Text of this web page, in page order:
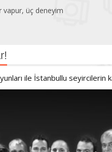
vapur, üç deneyim
ile İstanbullu seyircilerin